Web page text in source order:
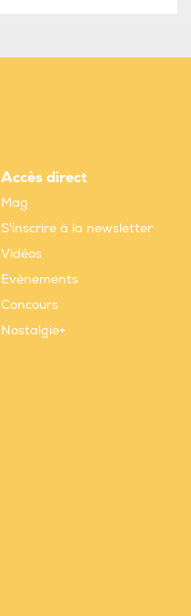
Accès direct
Mag
S'inscrire à la newsletter
Vidéos
Evènements
Concours
Nostalgie+